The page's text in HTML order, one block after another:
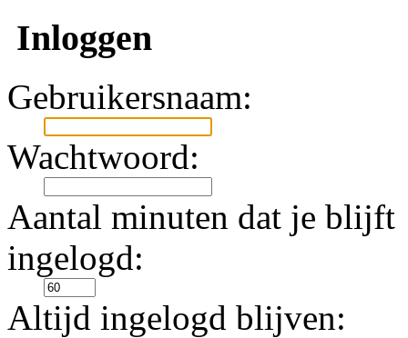
Inloggen
Gebruikersnaam:
Wachtwoord:
Aantal minuten dat je blijft
ingelogd:
Altijd ingelogd blijven: